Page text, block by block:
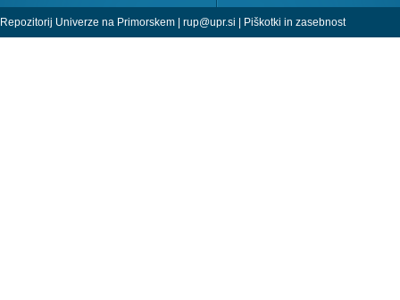
Repozitorij Univerze na Primorskem | rup@upr.si Piškotki in zasebnost